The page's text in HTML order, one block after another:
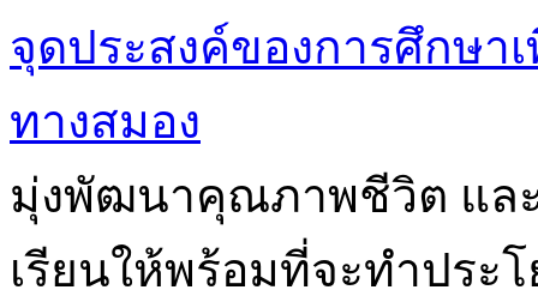
จุดประสงค์ของการศึกษา
ทางสมอง
มุ่งพัฒนาคุณภาพชีวิต แล
เรียนให้พร้อมที่จะทำประ